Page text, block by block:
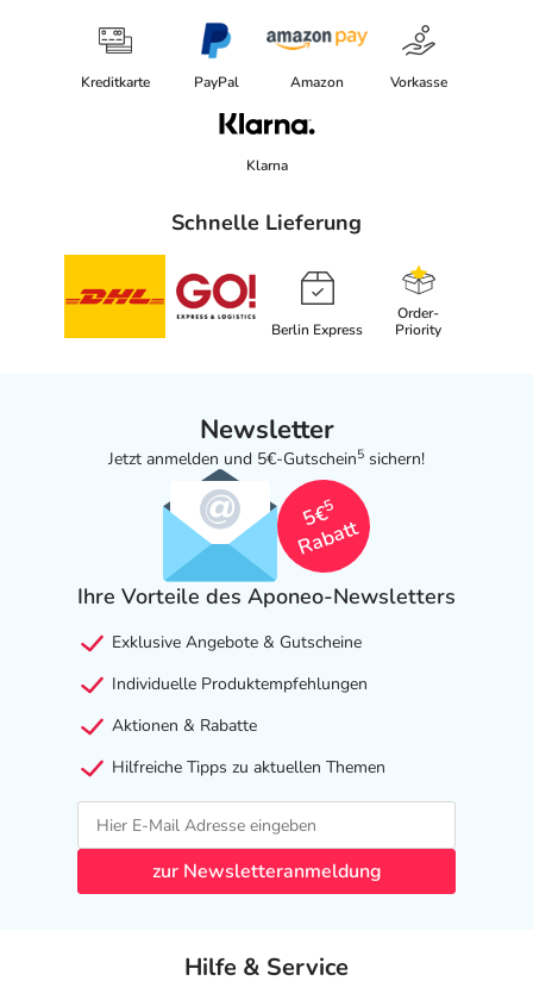
Kreditkarte PayPal Amazon Vorkasse
Klarna
Schnelle Lieferung
Berlin Express
Order-
Priority
Newsletter
Jetzt anmelden und 5€-Gutschein5 sichern!
5€
5
Rabatt
Ihre Vorteile des Aponeo-Newsletters
Exklusive Angebote & Gutscheine
Individuelle Produktempfehlungen
Aktionen & Rabatte
Hilfreiche Tipps zu aktuellen Themen
zur Newsletteranmeldung
Hilfe & Service